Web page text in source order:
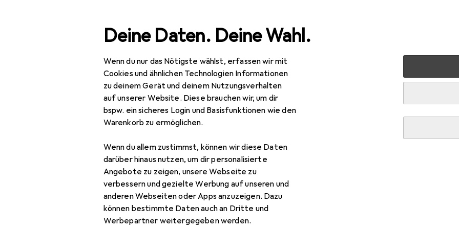
Deine Daten. Deine Wahl.
Wenn du nur das Nötigste wählst, erfassen wir mit
Cookies und ähnlichen Technologien Informationen
zu deinem Gerät und deinem Nutzungsverhalten
auf unserer Website. Diese brauchen wir, um dir
bspw. ein sicheres Login und Basisfunktionen wie den
Warenkorb zu ermöglichen.
Wenn du allem zustimmst, können wir diese Daten
darüber hinaus nutzen, um dir personalisierte
Angebote zu zeigen, unsere Webseite zu
verbessern und gezielte Werbung auf unseren und
anderen Webseiten oder Apps anzuzeigen. Dazu
können bestimmte Daten auch an Dritte und
Werbepartner weitergegeben werden.
Navigation nach KategorienWerkzeug + Werkstatt Handwerkzeug Schlagwerkzeuge Picard 600g
EUR
37,53
Picard600g Zahnhammer für Pflasterer-Maurer-
Zubehör für Picard 600g Zahnhammer
Steinmetze
Hier findest du passendes Zubehör zum Produkt Picard 600g Zahnhammer für